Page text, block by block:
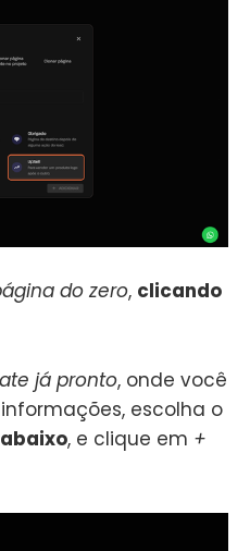
do zero, clicando
já pronto, onde você
escolha o
, e clique em +